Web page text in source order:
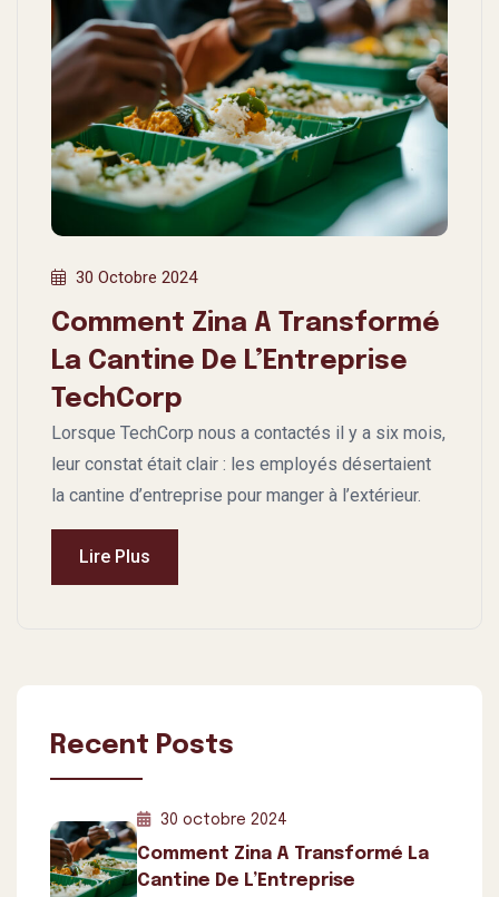
30 Octobre 2024
Comment Zina A Transformé
La Cantine De L’Entreprise
TechCorp
Lorsque TechCorp nous a contactés il y a six mois,
leur constat était clair : les employés désertaient
la cantine d’entreprise pour manger à l’extérieur.
Lire Plus
Recent Posts
30 octobre 2024
Comment Zina A Transformé La
Cantine De L’Entreprise